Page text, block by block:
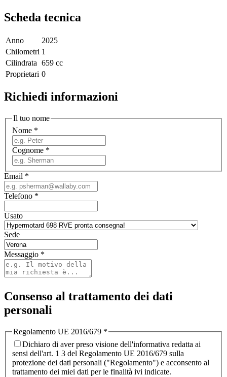
Scheda tecnica
Anno
2025
Chilometri 1
Cilindrata 659 cc
Proprietari 0
Richiedi informazioni
Il tuo nome
Nome *
Cognome *
Email *
Telefono *
Usato
Sede
Messaggio *
Consenso al trattamento dei dati
personali
Regolamento UE 2016/679 *
Dichiaro di aver preso visione dell'informativa redatta ai
sensi dell'art. 1 3 del Regolamento UE 2016/679 sulla
protezione dei dati personali ("Regolamento") e acconsento al
trattamento dei miei dati per le finalità ivi indicate.